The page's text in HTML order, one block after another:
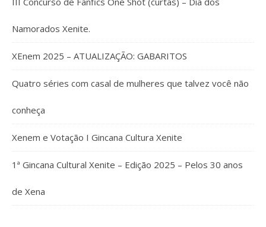
Namorados Xenite.
XEnem 2025 – ATUALIZAÇÃO: GABARITOS
Quatro séries com casal de mulheres que talvez você não
conheça
Xenem e Votação I Gincana Cultura Xenite
1ª Gincana Cultural Xenite – Edição 2025 – Pelos 30 anos
de Xena